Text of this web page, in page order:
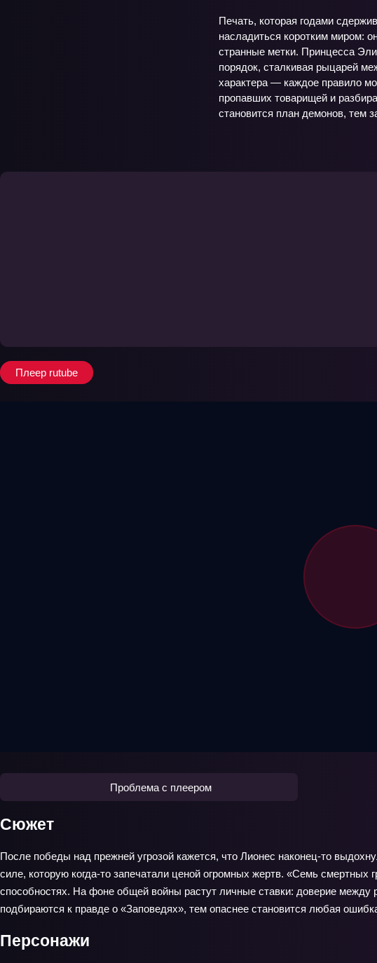
Печать, которая годами
насладиться коротким миром:
странные метки. Принцесса
порядок, сталкивая рыцарей
характера — каждое правило
пропавших товарищей и
становится план демонов, тем
Плеер rutube
Проблема с плеером
Сюжет
После победы над прежней угрозой кажется, что Лионес наконец-то
силе, которую когда-то запечатали ценой огромных жертв. «Семь
способностях. На фоне общей войны растут личные ставки: доверие
подбираются к правде о «Заповедях», тем опаснее становится любая
Персонажи